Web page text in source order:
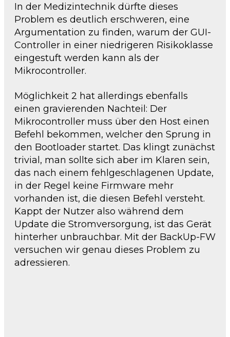
In der Medizintechnik dürfte dieses
Problem es deutlich erschweren, eine
Argumentation zu finden, warum der GUI-
Controller in einer niedrigeren Risikoklasse
eingestuft werden kann als der
Mikrocontroller.
Möglichkeit 2 hat allerdings ebenfalls
einen gravierenden Nachteil: Der
Mikrocontroller muss über den Host einen
Befehl bekommen, welcher den Sprung in
den Bootloader startet. Das klingt zunächst
trivial, man sollte sich aber im Klaren sein,
das nach einem fehlgeschlagenen Update,
in der Regel keine Firmware mehr
vorhanden ist, die diesen Befehl versteht.
Kappt der Nutzer also während dem
Update die Stromversorgung, ist das Gerät
hinterher unbrauchbar. Mit der BackUp-FW
versuchen wir genau dieses Problem zu
adressieren.